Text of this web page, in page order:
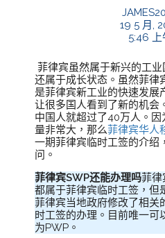
19 5 月,
5:46 上
菲律宾虽然属于新兴的工
还属于成长状态。虽然菲律
是菲律宾新工业的快速发展
让很多国人看到了新的机会
中国人就超过了40万人。
量非常大，那么菲律宾华人
一期菲律宾临时工签的介绍
问。
菲律宾SWP还能办理吗菲律
都属于菲律宾临时工签，但
菲律宾当地政府修改了相关
时工签的办理。目前唯一可
为PWP。